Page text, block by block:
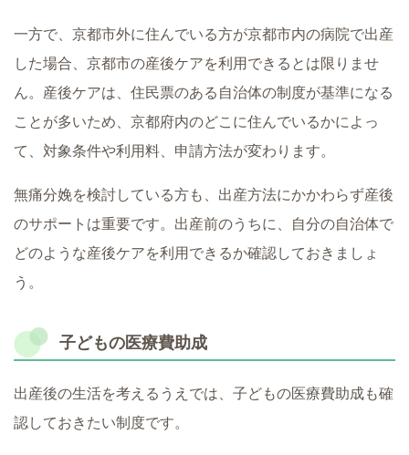
一方で、京都市外に住んでいる方が京都市内の病院で出産
した場合、京都市の産後ケアを利用できるとは限りませ
ん。産後ケアは、住民票のある自治体の制度が基準になる
ことが多いため、京都府内のどこに住んでいるかによっ
て、対象条件や利用料、申請方法が変わります。
無痛分娩を検討している方も、出産方法にかかわらず産後
のサポートは重要です。出産前のうちに、自分の自治体で
どのような産後ケアを利用できるか確認しておきましょ
う。
子どもの医療費助成
出産後の生活を考えるうえでは、子どもの医療費助成も確
認しておきたい制度です。